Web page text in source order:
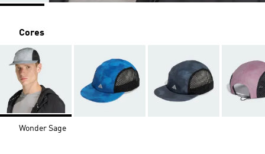
Cores
Wonder Sage